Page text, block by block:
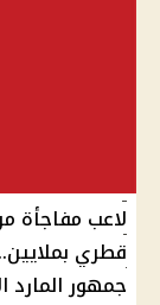
لاعب مفاجأة
قطري
جمهور المارد